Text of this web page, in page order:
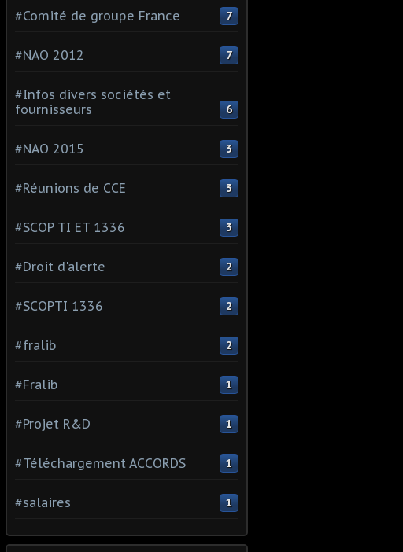
#Comité de groupe France 7
#NAO 2012 7
#Infos divers sociétés et
fournisseurs
6
#NAO 2015 3
#Réunions de CCE 3
#SCOP TI ET 1336 3
#Droit d'alerte 2
#SCOPTI 1336 2
#fralib 2
#Fralib 1
#Projet R&D 1
#Téléchargement ACCORDS 1
#salaires 1